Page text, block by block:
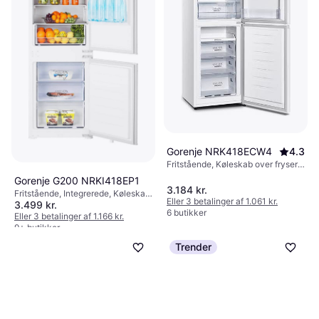
Fritstående, Køleskab over fryser,
171L/85L, Bredde: 55cm
3.322 kr.
Eller 3 betalinger af 1.107 kr.
8 butikker
Eller 3 betalinger af 1.000 kr.
9+ butikker
Gorenje G200 NRKI418EP1
Fritstående, Integrerede, Køleskab
over fryser, 183L/63L, Bredde:
54cm
3.499 kr.
Eller 3 betalinger af 1.166 kr.
9+ butikker
Gorenje NRK418ECW4 4.3
Fritstående, Køleskab over fryser,
3.184 kr.
Eller 3 betalinger af 1.061 kr.
6 butikker
Trender